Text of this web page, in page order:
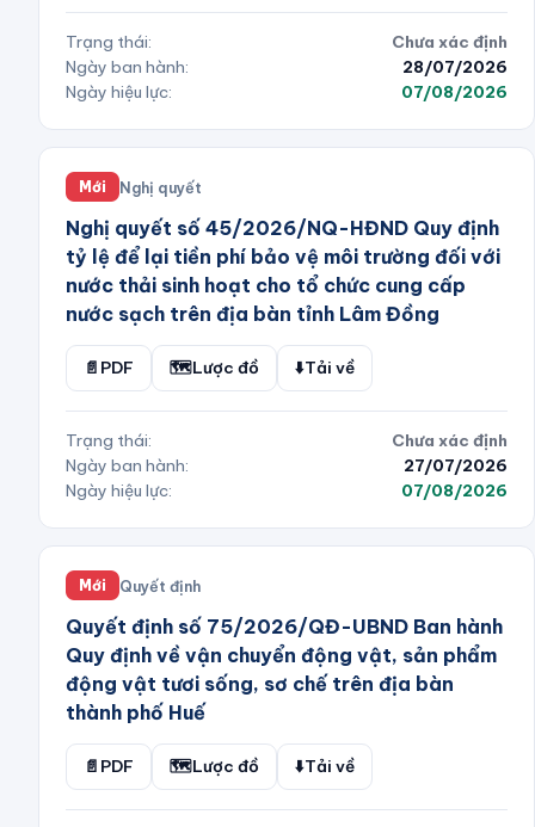
Trạng thái:
Chưa xác định
Ngày ban hành:
28/07/2026
Ngày hiệu lực:
07/08/2026
Mới Nghị quyết
Nghị quyết số 45/2026/NQ-HĐND Quy định
tỷ lệ để lại tiền phí bảo vệ môi trường đối với
nước thải sinh hoạt cho tổ chức cung cấp
nước sạch trên địa bàn tỉnh Lâm Đồng
📄 PDF 🗺️Lược đồ ⬇️Tải về
Trạng thái:
Chưa xác định
Ngày ban hành:
27/07/2026
Ngày hiệu lực:
07/08/2026
Mới Quyết định
Quyết định số 75/2026/QĐ-UBND Ban hành
Quy định về vận chuyển động vật, sản phẩm
động vật tươi sống, sơ chế trên địa bàn
thành phố Huế
📄 PDF 🗺️Lược đồ ⬇️Tải về